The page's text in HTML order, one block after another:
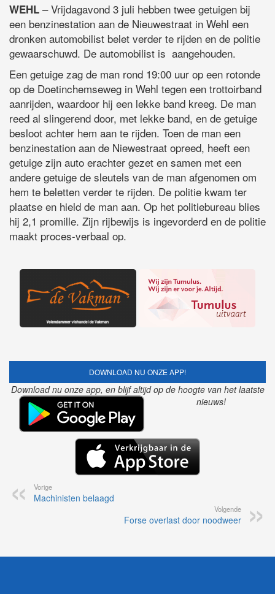
WEHL – Vrijdagavond 3 juli hebben twee getuigen bij
een benzinestation aan de Nieuwestraat in Wehl een
dronken automobilist belet verder te rijden en de politie
gewaarschuwd. De automobilist is aangehouden.
Een getuige zag de man rond 19:00 uur op een rotonde
op de Doetinchemseweg in Wehl tegen een trottoirband
aanrijden, waardoor hij een lekke band kreeg. De man
reed al slingerend door, met lekke band, en de getuige
besloot achter hem aan te rijden. Toen de man een
benzinestation aan de Niewestraat opreed, heeft een
getuige zijn auto erachter gezet en samen met een
andere getuige de sleutels van de man afgenomen om
hem te beletten verder te rijden. De politie kwam ter
plaatse en hield de man aan. Op het politiebureau blies
hij 2,1 promille. Zijn rijbewijs is ingevorderd en de politie
maakt proces-verbaal op.
DOWNLOAD NU ONZE APP!
Download nu onze app, en blijf altijd op de hoogte van het laatste
nieuws!
Vorige
Machinisten belaagd
Volgende
Forse overlast door noodweer